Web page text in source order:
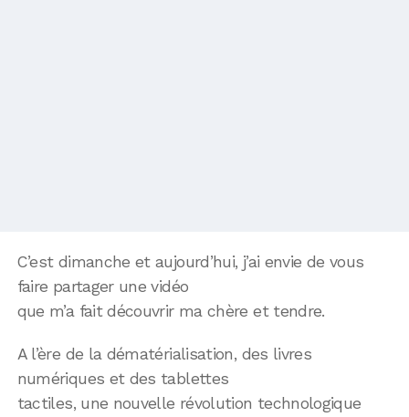
C’est dimanche et aujourd’hui, j’ai envie de vous
faire partager une vidéo
que m’a fait découvrir ma chère et tendre.
A l’ère de la dématérialisation, des livres
numériques et des tablettes
tactiles, une nouvelle révolution technologique